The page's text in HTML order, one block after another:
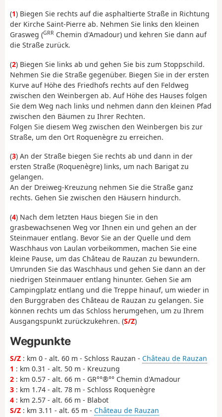
(1) Biegen Sie rechts auf die asphaltierte Straße in Richtung
der Kirche Saint-Pierre ab. Nehmen Sie links den kleinen
Grasweg (GRR Chemin d'Amadour) und kehren Sie dann auf
die Straße zurück.
(2) Biegen Sie links ab und gehen Sie bis zum Stoppschild.
Nehmen Sie die Straße gegenüber. Biegen Sie in der ersten
Kurve auf Höhe des Friedhofs rechts auf den Feldweg
zwischen den Weinbergen ab. Auf Höhe des Hauses folgen
Sie dem Weg nach links und nehmen dann den kleinen Pfad
zwischen den Bäumen zu Ihrer Rechten.
Folgen Sie diesem Weg zwischen den Weinbergen bis zur
Straße, um den Ort Roquenègre zu erreichen.
(3) An der Straße biegen Sie rechts ab und dann in der
ersten Straße (Roquenègre) links, um nach Barigat zu
gelangen.
An der Dreiweg-Kreuzung nehmen Sie die Straße ganz
rechts. Gehen Sie zwischen den Häusern hindurch.
(4) Nach dem letzten Haus biegen Sie in den
grasbewachsenen Weg vor Ihnen ein und gehen an der
Steinmauer entlang. Bevor Sie an der Quelle und dem
Waschhaus von Laulan vorbeikommen, machen Sie eine
kleine Pause, um das Château de Rauzan zu bewundern.
Umrunden Sie das Waschhaus und gehen Sie dann an der
niedrigen Steinmauer entlang hinunter. Gehen Sie am
Campingplatz entlang und die Treppe hinauf, um wieder in
den Burggraben des Château de Rauzan zu gelangen. Sie
können rechts um das Schloss herumgehen, um zu Ihrem
Ausgangspunkt zurückzukehren. (S/Z)
Wegpunkte
S/Z : km 0 - alt. 60 m - Schloss Rauzan - Château de Rauzan
1 : km 0.31 - alt. 50 m - Kreuzung
2 : km 0.57 - alt. 66 m - GR°°®°° Chemin d'Amadour
3 : km 1.74 - alt. 78 m - Schloss Roquenègre
4 : km 2.57 - alt. 66 m - Blabot
S/Z : km 3.11 - alt. 65 m - Château de Rauzan